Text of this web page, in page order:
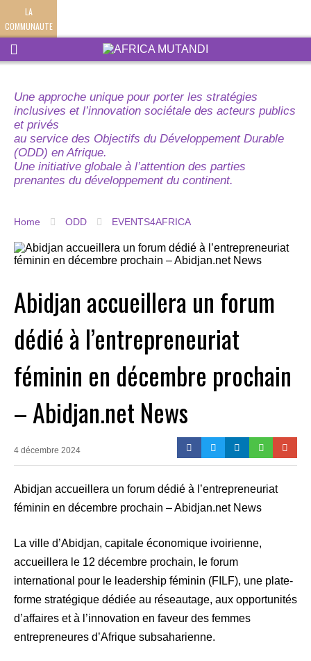
LA
COMMUNAUTE
Une approche unique pour porter les stratégies
inclusives et l’innovation sociétale des acteurs publics
et privés
au service des Objectifs du Développement Durable
(ODD) en Afrique.
Une initiative globale à l’attention des parties
prenantes du développement du continent.
Home ODD EVENTS4AFRICA
Abidjan accueillera un forum
dédié à l’entrepreneuriat
féminin en décembre prochain
– Abidjan.net News
4 décembre 2024
Abidjan accueillera un forum dédié à l’entrepreneuriat
féminin en décembre prochain – Abidjan.net News
La ville d’Abidjan, capitale économique ivoirienne,
accueillera le 12 décembre prochain, le forum
international pour le leadership féminin (FILF), une plate-
forme stratégique dédiée au réseautage, aux opportunités
d’affaires et à l’innovation en faveur des femmes
entrepreneures d’Afrique subsaharienne.